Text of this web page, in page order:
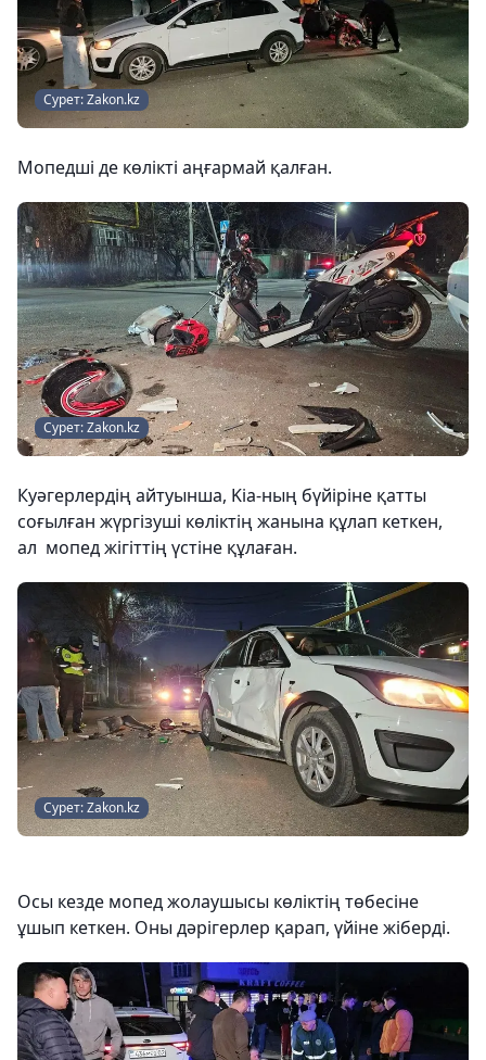
Сурет: Zakon.kz
Мопедші де көлікті аңғармай қалған.
Сурет: Zakon.kz
Куәгерлердің айтуынша, Kia-ның бүйіріне қатты
соғылған жүргізуші көліктің жанына құлап кеткен,
ал мопед жігіттің үстіне құлаған.
Сурет: Zakon.kz
Осы кезде мопед жолаушысы көліктің төбесіне
ұшып кеткен. Оны дәрігерлер қарап, үйіне жіберді.